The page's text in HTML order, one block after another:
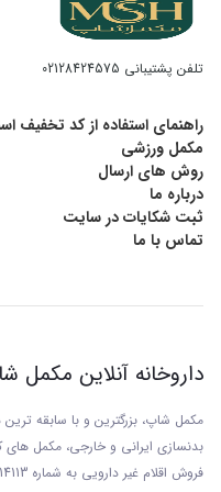
تلفن پشتیبانی 02128424575
راهنمای استفاده از کد تخفیف
مکمل ورزشی
روش های ارسال
درباره ما
ثبت شکایات در سایت
تماس با ما
داروخانه آنلاین مکمل
مکمل شاپ، بزرگترین و با سابقه
بدنسازی ایرانی و خارجی، مکمل های
فروش اقلام غیر دارویی به شماره 143/1400/14113 از